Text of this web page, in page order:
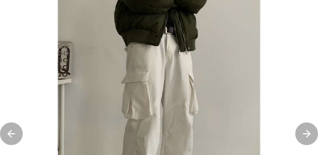
Previous slide